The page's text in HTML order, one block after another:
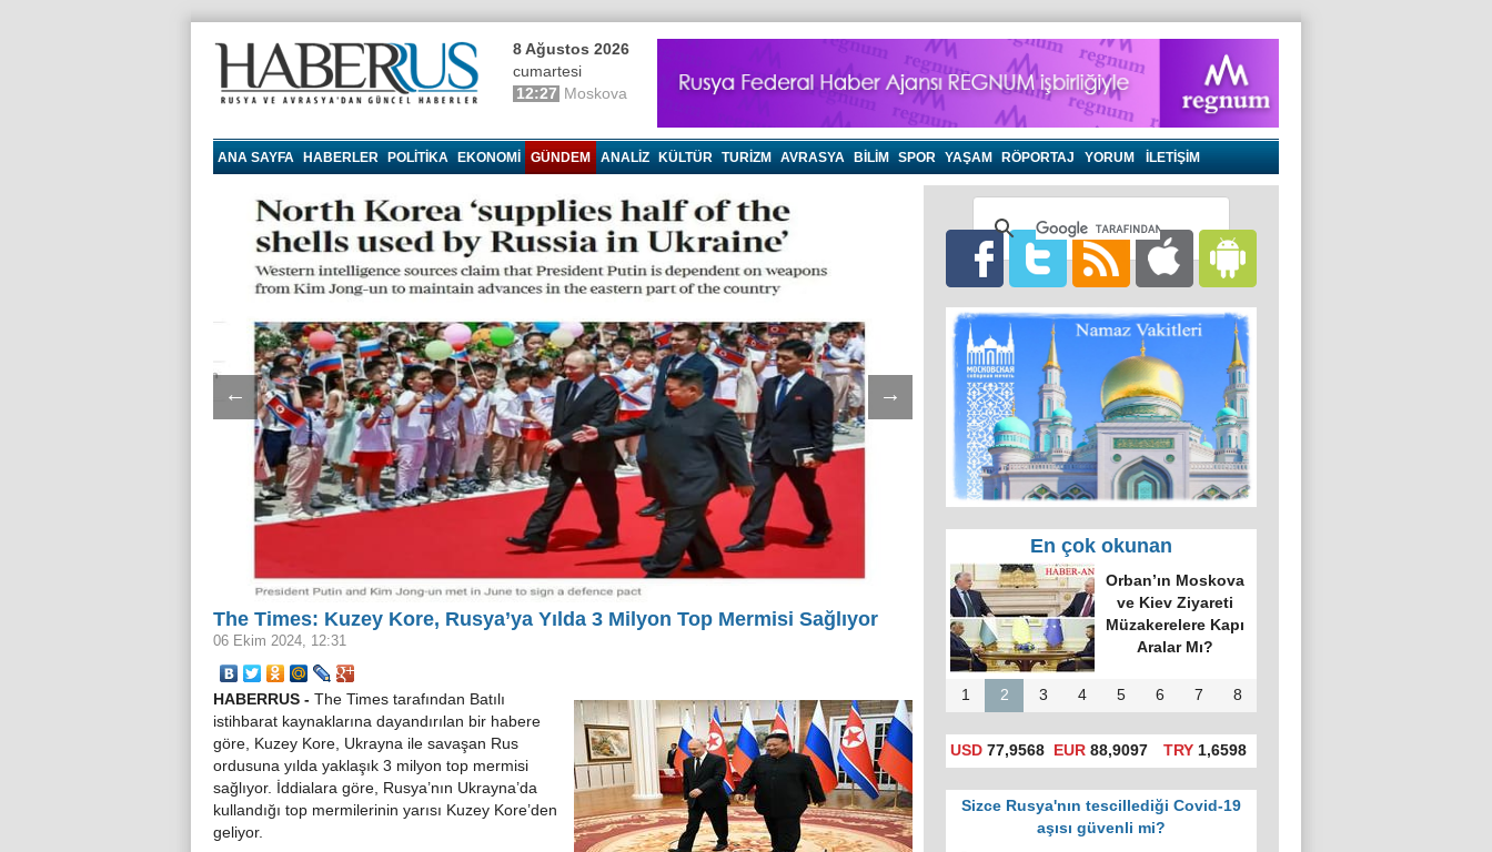
8 Ağustos 2026
cumartesi
12:27 Moskova
ANA SAYFA HABERLER POLITIKA EKONOMI GÜNDEM ANALIZ KÜLTÜR TURIZM AVRASYA BILIM SPOR YAŞAM RÖPORTAJ YORUM İLETİŞİM
← →
The Times: Kuzey Kore, Rusya’ya Yılda 3 Milyon Top Mermisi Sağlıyor
06 Ekim 2024, 12:31
HABERRUS - The Times tarafından Batılı
istihbarat kaynaklarına dayandırılan bir habere
göre, Kuzey Kore, Ukrayna ile savaşan Rus
ordusuna yılda yaklaşık 3 milyon top mermisi
sağlıyor. İddialara göre, Rusya’nın Ukrayna’da
kullandığı top mermilerinin yarısı Kuzey Kore’den
geliyor.
En çok okunan
Rusya'da hatalı celp
için itiraz e-devlet
(gosuslugi)
üzerinden
yapılacak!
1 2 3 4 5 6 7 8
USD 77,9568 EUR 88,9097 TRY1,6598
Sizce Rusya'nın tescillediği Covid-19
aşısı güvenli mi?